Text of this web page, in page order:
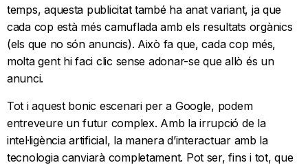
temps, aquesta publicitat també ha anat variant, ja que
cada cop està més camuflada amb els resultats orgànics
(els que no són anuncis). Això fa que, cada cop més,
molta gent hi faci clic sense adonar-se que allò és un
anunci.
Tot i aquest bonic escenari per a Google, podem
entreveure un futur complex. Amb la irrupció de la
intel·ligència artificial, la manera d’interactuar amb la
tecnologia canviarà completament. Pot ser, fins i tot, que